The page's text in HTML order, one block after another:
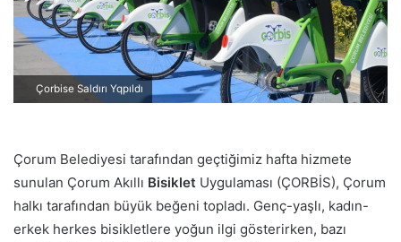
a
g
ö
n
m
e
k
Çorbise Saldırı Yqpıldı
Çorum Belediyesi tarafından geçtiğimiz hafta hizmete
sunulan Çorum Akıllı Bisiklet Uygulaması (ÇORBİS), Çorum
halkı tarafından büyük beğeni topladı. Genç-yaşlı, kadın-
erkek herkes bisikletlere yoğun ilgi gösterirken, bazı